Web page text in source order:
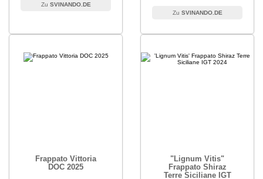
SVINANDO.DE
SVINANDO.DE
Frappato Vittoria
DOC 2025
"Lignum Vitis"
Frappato Shiraz
Terre Siciliane IGT